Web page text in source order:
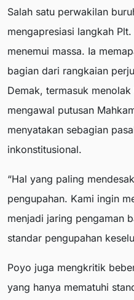
Salah satu perwakilan
mengapresiasi langkah
menemui massa. Ia
bagian dari rangkaian
Demak, termasuk
mengawal putusan
menyatakan sebagian
inkonstitusional.
“Hal yang paling
pengupahan. Kami ingin
menjadi jaring pengaman
standar pengupahan
Poyo juga mengkritik
yang hanya mematuhi